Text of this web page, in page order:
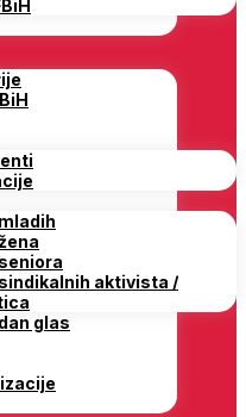
aktivista /
glas